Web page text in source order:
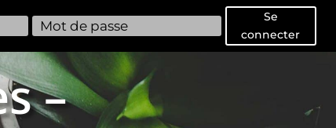
Se
connecter
–